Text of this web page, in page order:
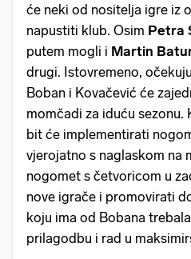
će neki od nositelja igre iz
napustiti klub. Osim Petra
putem mogli i Martin
drugi. Istovremeno,
Boban i Kovačević će
momčadi za iduću sezonu.
bit će implementirati
vjerojatno s naglaskom na
nogomet s četvoricom u
nove igrače i promovirati
koju ima od Bobana
prilagodbu i rad u